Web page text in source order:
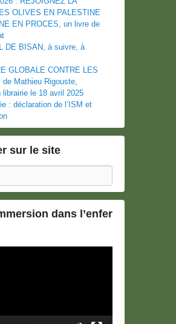
OLIVES EN PALESTINE
EN PROCES, un livre de
DE BISAN, à suivre, à
GLOBALE CONTRE LES
de Mathieu Rigouste,
librairie le 18 avril 2025
: déclaration de l’ISM et
sur le site
dans l’enfer